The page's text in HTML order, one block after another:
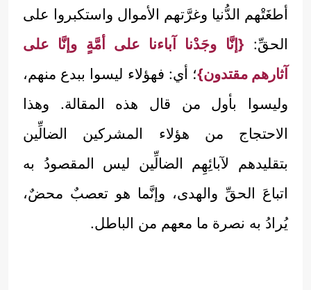
أطغَتْهم الدُّنيا وغرَّتهم الأموال واستكبروا على
الحقِّ: {إنَّا وجَدْنا آباءنا على أمَّةٍ وإنَّا على
آثارهم مقتدون}؛ أي: فهؤلاء ليسوا ببدع منهم،
وليسوا بأول من قال هذه المقالة. وهذا
الاحتجاج من هؤلاء المشركين الضالِّين
بتقليدهم لآبائِهِم الضالِّين ليس المقصودُ به
اتباعَ الحقِّ والهدى، وإنَّما هو تعصبٌ محضٌ،
يُرادُ به نصرة ما معهم من الباطل.